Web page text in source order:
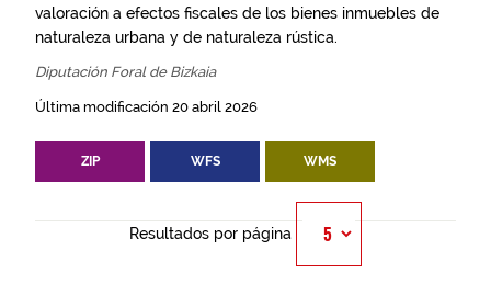
valoración a efectos fiscales de los bienes inmuebles de
naturaleza urbana y de naturaleza rústica.
Diputación Foral de Bizkaia
Última modificación 20 abril 2026
ZIP WFS WMS
Resultados por página